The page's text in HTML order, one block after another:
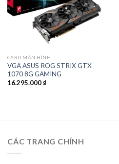
CARD MÀN HÌNH
VGA ASUS ROG STRIX GTX
1070 8G GAMING
16.295.000₫
CÁC TRANG CHÍNH